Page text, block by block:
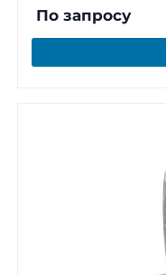
По запросу